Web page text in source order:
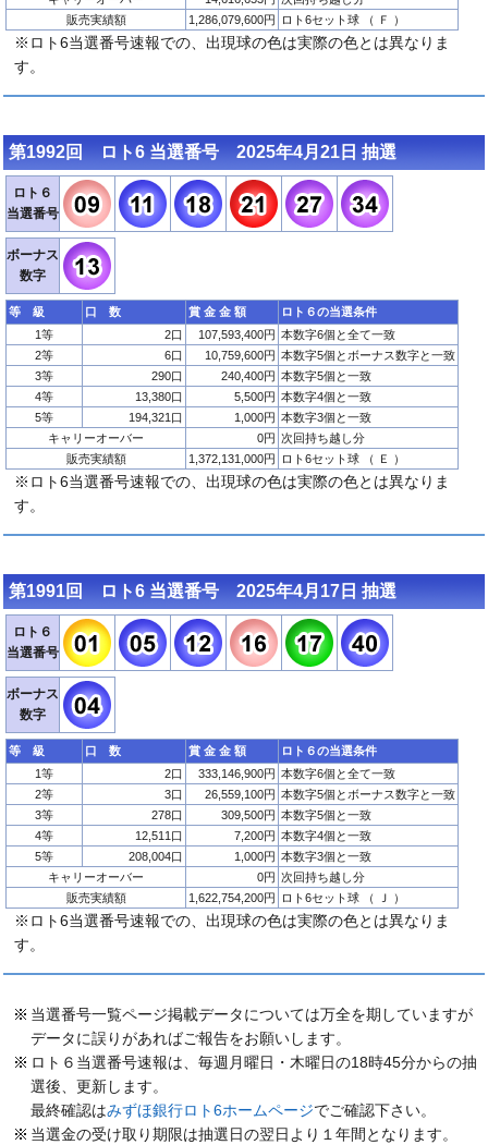
販売実績額
1,286,079,600円 ロト6セット球 （ Ｆ ）
※ロト6当選番号速報での、出現球の色は実際の色とは異なりま
す。
第1992回 ロト6 当選番号 2025年4月21日 抽選
ロト６
当選番号
ボーナス
数字
等 級 口 数 賞 金 金 額
ロト６の当選条件
1等
2口 107,593,400円 本数字6個と全て一致
2等
6口 10,759,600円 本数字5個とボーナス数字と一致
3等
290口 240,400円 本数字5個と一致
4等
13,380口 5,500円 本数字4個と一致
5等
194,321口 1,000円 本数字3個と一致
キャリーオーバー
0円 次回持ち越し分
販売実績額
1,372,131,000円 ロト6セット球 （ Ｅ ）
※ロト6当選番号速報での、出現球の色は実際の色とは異なりま
す。
第1991回 ロト6 当選番号 2025年4月17日 抽選
ロト６
当選番号
ボーナス
数字
等 級 口 数 賞 金 金 額
ロト６の当選条件
1等
2口 333,146,900円 本数字6個と全て一致
2等
3口 26,559,100円 本数字5個とボーナス数字と一致
3等
278口 309,500円 本数字5個と一致
4等
12,511口 7,200円 本数字4個と一致
5等
208,004口 1,000円 本数字3個と一致
キャリーオーバー
0円 次回持ち越し分
販売実績額
1,622,754,200円 ロト6セット球 （ Ｊ ）
※ロト6当選番号速報での、出現球の色は実際の色とは異なりま
す。
当選番号一覧ページ掲載データについては万全を期していますが
データに誤りがあればご報告をお願いします。
ロト６当選番号速報は、毎週月曜日・木曜日の18時45分からの抽
選後、更新します。
最終確認はみずほ銀行ロト6ホームページでご確認下さい。
当選金の受け取り期限は抽選日の翌日より１年間となります。